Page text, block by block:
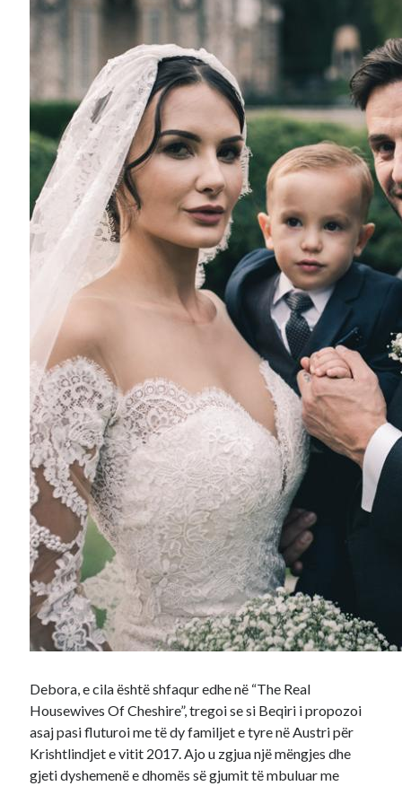
Debora, e cila është shfaqur edhe në “The Real
Housewives Of Cheshire”, tregoi se si Beqiri i propozoi
asaj pasi fluturoi me të dy familjet e tyre në Austri për
Krishtlindjet e vitit 2017. Ajo u zgjua një mëngjes dhe
gjeti dyshemenë e dhomës së gjumit të mbuluar me